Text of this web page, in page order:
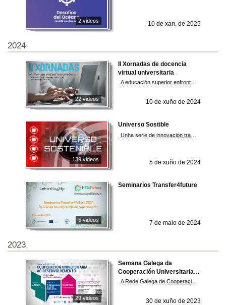
2 videos 10 de xan. de 2025
2024
22 videos
II Xornadas de docencia
virtual universitaria
10 de xuño de 2024
139 videos
Universo Sostible
5 de xuño de 2024
5 videos
Seminarios Transfer4future
7 de maio de 2024
2023
29 videos
Semana Galega da
Cooperación Universitaria
ao Desenvolvemento 2023
30 de xuño de 2023